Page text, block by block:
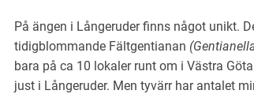
På ängen i Långeruder finns något unikt.
tidigblommande Fältgentianan
bara på ca 10 lokaler runt om i Västra
just i Långeruder. Men tyvärr har antalet